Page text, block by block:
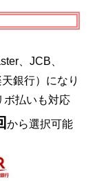
、JCB、
銀行）になり
ボ払いも対応
から選択可能